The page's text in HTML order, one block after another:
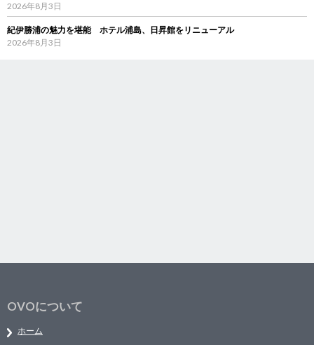
2026年8月3日
紀伊勝浦の魅力を堪能 ホテル浦島、日昇館をリニューアル
2026年8月3日
OVOについて
ホーム